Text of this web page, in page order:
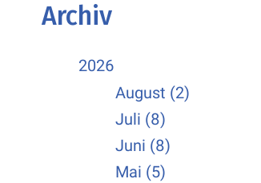
Archiv
2026
August (2)
Juli (8)
Juni (8)
Mai (5)